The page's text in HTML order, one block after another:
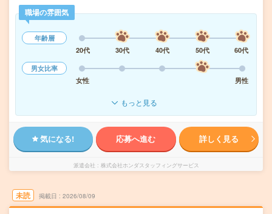
職場の雰囲気
年齢層
20代
30代 40代 50代
60代
男女比率
女性
男性
もっと見る
気になる! 応募へ進む 詳しく見る
派遣会社 株式会社ホンダスタッフィングサービス
未読 掲載日 2026/08/09